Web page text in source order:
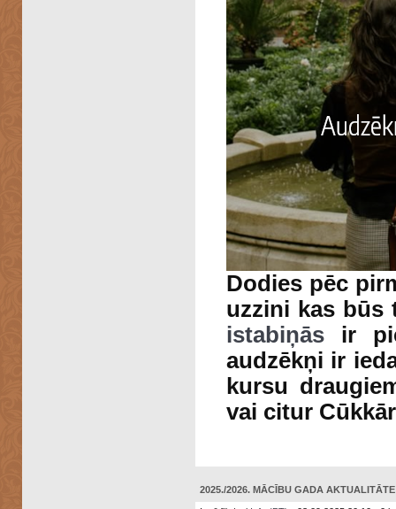
Dodies pēc
uzzini kas
istabiņāsir
audzēkņi ir
kursu
vai citur
2025./2026. MĀCĪBU GADA